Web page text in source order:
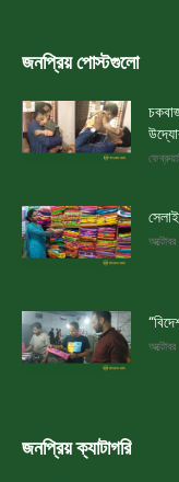
জনপ্রিয় পোস্টগুলো
জনপ্রিয় ক্যাটাগরি